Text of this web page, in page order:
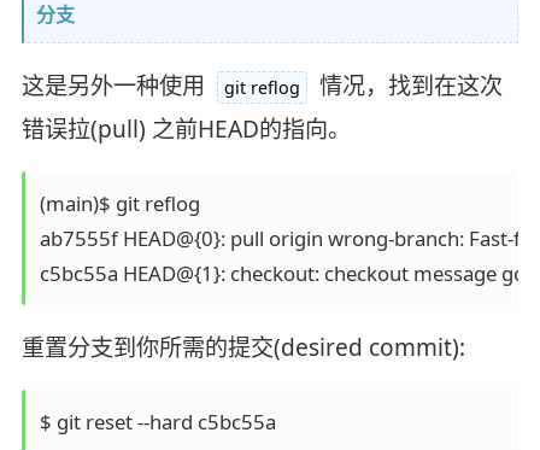
分支
这是另外一种使用 git reflog
情况，找到在这次
错误拉(pull) 之前HEAD的指向。
(main)$ git reflog
ab7555f HEAD@{0}: pull origin wrong-branch: Fast-
重置分支到你所需的提交(desired commit):